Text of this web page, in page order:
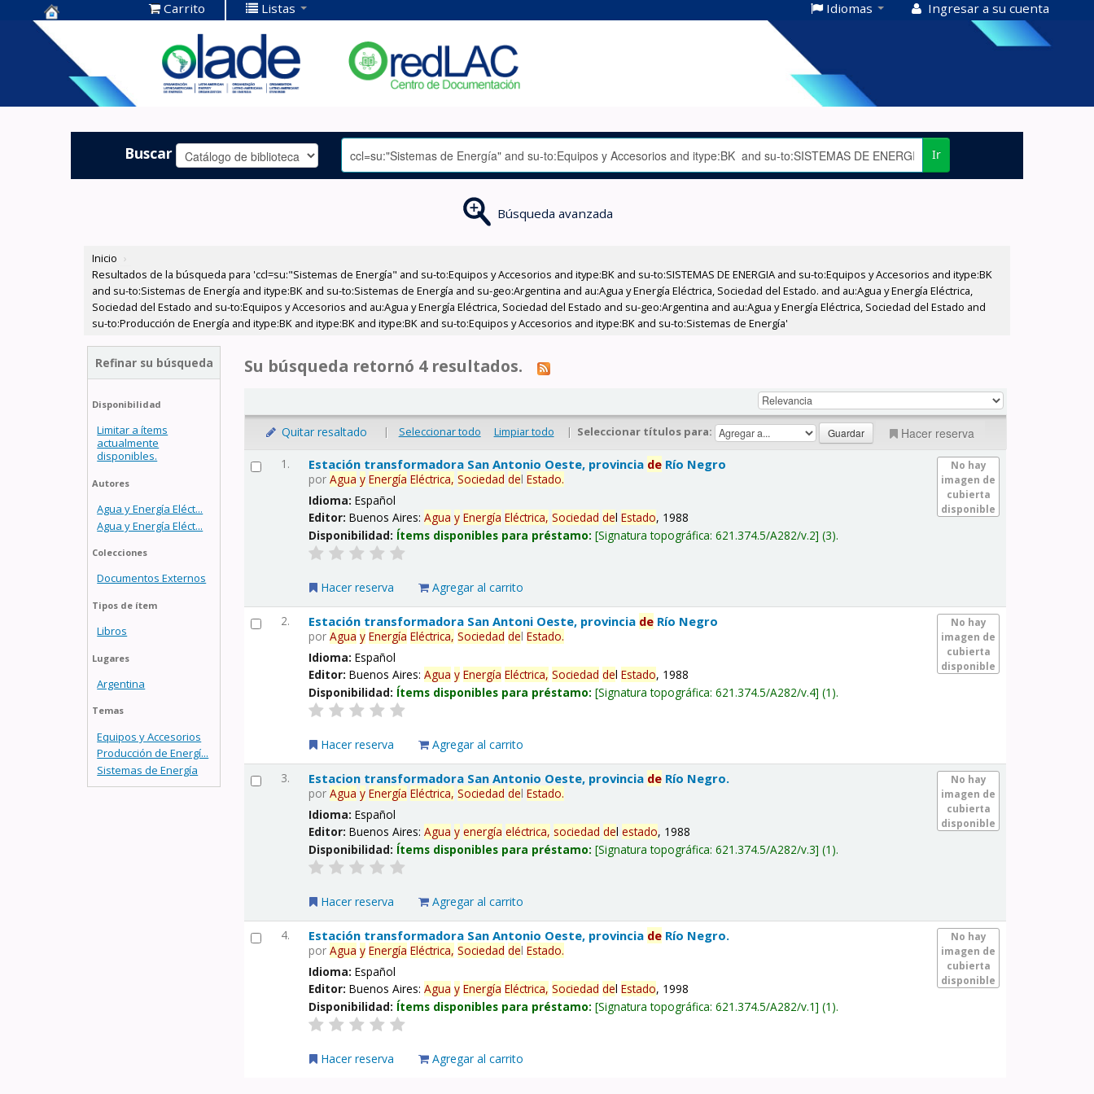
Centro de
Documentación
OLADE -
Carrito Listas Idiomas Ingresar a su cuenta
Buscar Ir
Búsqueda avanzada
Inicio ›
Resultados de la búsqueda para 'ccl=su:"Sistemas de Energía" and su-to:Equipos y Accesorios and itype:BK and su-to:SISTEMAS DE ENERGIA and su-to:Equipos y Accesorios and itype:BK
and su-to:Sistemas de Energía and itype:BK and su-to:Sistemas de Energía and su-geo:Argentina and au:Agua y Energía Eléctrica, Sociedad del Estado. and au:Agua y Energía Eléctrica,
Sociedad del Estado and su-to:Equipos y Accesorios and au:Agua y Energía Eléctrica, Sociedad del Estado and su-geo:Argentina and au:Agua y Energía Eléctrica, Sociedad del Estado and
su-to:Producción de Energía and itype:BK and itype:BK and itype:BK and su-to:Equipos y Accesorios and itype:BK and su-to:Sistemas de Energía'
Refinar su búsqueda
Disponibilidad
Limitar a ítems
actualmente
disponibles.
Autores
Agua y Energía Eléct...
Agua y Energía Eléct...
Colecciones
Documentos Externos
Tipos de ítem
Libros
Lugares
Argentina
Temas
Equipos y Accesorios
Producción de Energí...
Sistemas de Energía
Su búsqueda retornó 4 resultados.
Quitar resaltado | Seleccionar todo Limpiar todo | Seleccionar títulos para: Hacer reserva
1.
No hay
imagen de
cubierta
disponible
Estación transformadora San Antonio Oeste, provincia de Río Negro
porAgua y Energía Eléctrica, Sociedad delEstado.
Idioma:Español
Editor:Buenos Aires:Agua y Energía Eléctrica, Sociedad delEstado, 1988
Disponibilidad: Ítems disponibles para préstamo: Signatura topográfica:621.374.5/A282/v.2 (3).
Hacer reserva Agregar al carrito
2.
No hay
imagen de
cubierta
disponible
Estación transformadora San Antoni Oeste, provincia de Río Negro
porAgua y Energía Eléctrica, Sociedad delEstado.
Idioma:Español
Editor:Buenos Aires:Agua y Energía Eléctrica, Sociedad delEstado, 1988
Disponibilidad: Ítems disponibles para préstamo: Signatura topográfica:621.374.5/A282/v.4 (1).
Hacer reserva Agregar al carrito
3.
No hay
imagen de
cubierta
disponible
Estacion transformadora San Antonio Oeste, provincia de Río Negro.
porAgua y Energía Eléctrica, Sociedad delEstado.
Idioma:Español
Editor:Buenos Aires:Agua y energía eléctrica, sociedad delestado, 1988
Disponibilidad: Ítems disponibles para préstamo: Signatura topográfica:621.374.5/A282/v.3 (1).
Hacer reserva Agregar al carrito
4.
No hay
imagen de
cubierta
disponible
Estación transformadora San Antonio Oeste, provincia de Río Negro.
porAgua y Energía Eléctrica, Sociedad delEstado.
Idioma:Español
Editor:Buenos Aires:Agua y Energía Eléctrica, Sociedad delEstado, 1998
Disponibilidad: Ítems disponibles para préstamo: Signatura topográfica:621.374.5/A282/v.1 (1).
Hacer reserva Agregar al carrito